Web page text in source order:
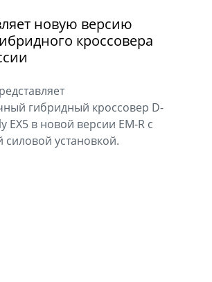
новую версию
кроссовера
гибридный кроссовер D-
EX5 в новой версии EM-R с
силовой установкой.